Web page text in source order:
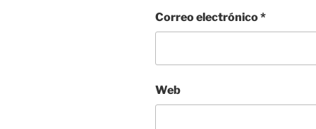
Correo electrónico*
Web